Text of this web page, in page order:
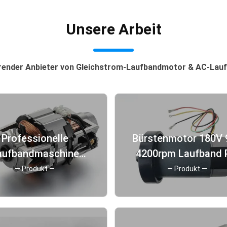
Unsere Arbeit
Anbieter von Gleichstrom-Laufbandmotor & AC-
Professionelle
mit individueller
9000rpm 110v
— Produkt —
Bürstenmotor 180V
4200rpm Laufband
Elektrischer
Gleichstrommotor
Laufmaschine
— Produkt —